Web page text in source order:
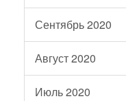
Сентябрь 2020
Август 2020
Июль 2020